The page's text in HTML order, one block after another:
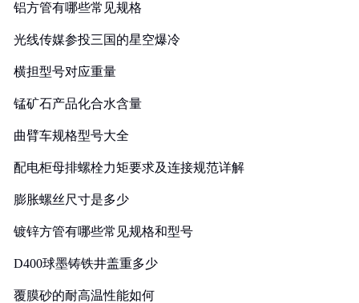
铝方管有哪些常见规格
光线传媒参投三国的星空爆冷
横担型号对应重量
锰矿石产品化合水含量
曲臂车规格型号大全
配电柜母排螺栓力矩要求及连接规范详解
膨胀螺丝尺寸是多少
镀锌方管有哪些常见规格和型号
D400球墨铸铁井盖重多少
覆膜砂的耐高温性能如何